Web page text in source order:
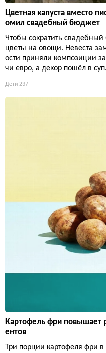
Цветная капуста вместо
омил свадебный бюджет
Чтобы сократить
цветы на овощи. Невеста
ости приняли композиции
чи евро, а декор пошёл в суп.
Дети 237
Картофель фри повышает
ентов
Три порции картофеля фри